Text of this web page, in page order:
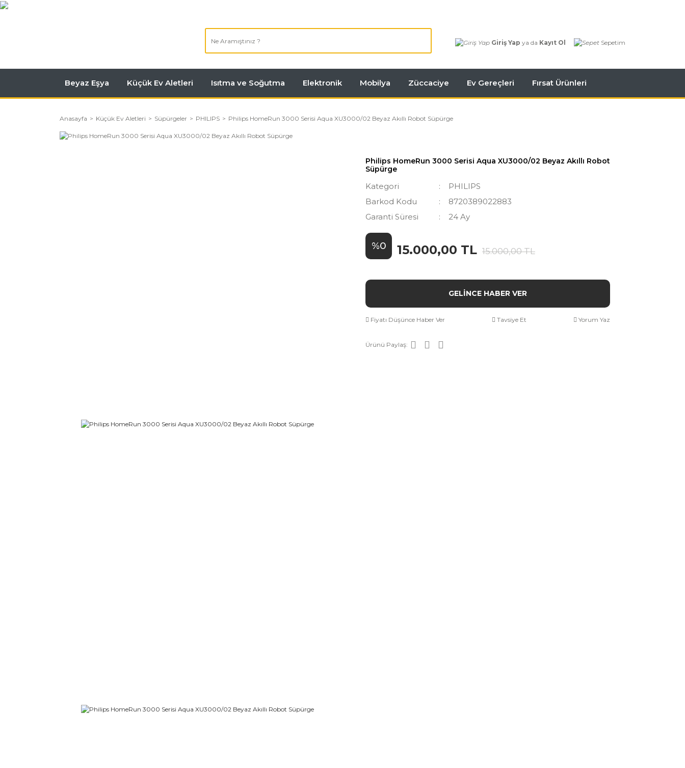
Giriş Yap ya da Kayıt Ol Sepetim
Beyaz Eşya Küçük Ev Aletleri Isıtma ve Soğutma Elektronik Mobilya Züccaciye Ev Gereçleri Fırsat Ürünleri
Anasayfa Küçük Ev Aletleri Süpürgeler PHILIPS Philips HomeRun 3000 Serisi Aqua XU3000/02 Beyaz Akıllı Robot Süpürge
Philips HomeRun 3000 Serisi Aqua XU3000/02 Beyaz Akıllı Robot
Süpürge
Kategori
PHILIPS
Barkod Kodu
8720389022883
Garanti Süresi
24 Ay
%0 15.000,00 TL 15.000,00 TL
GELİNCE HABER VER
Fiyatı Düşünce Haber Ver Tavsiye Et Yorum Yaz
Ürünü Paylaş: